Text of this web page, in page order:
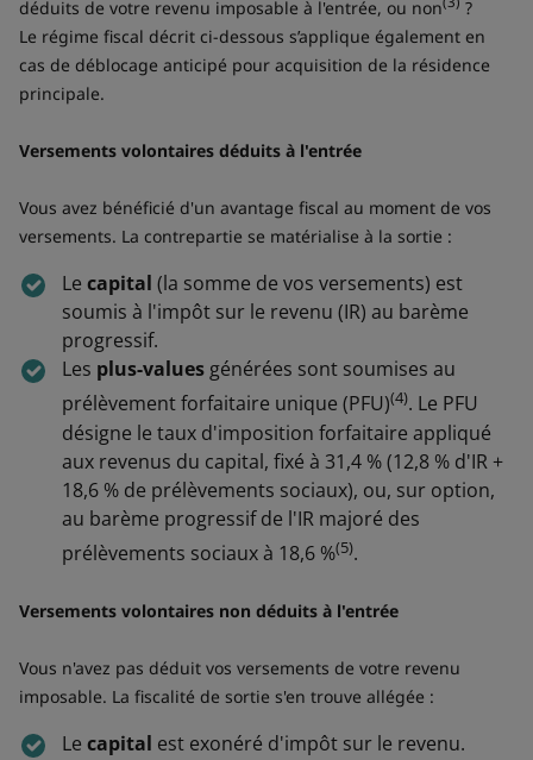
déduits de votre revenu imposable à l'entrée, ou non
?
Le régime fiscal décrit ci-dessous s’applique également en
cas de déblocage anticipé pour acquisition de la résidence
principale.
Versements volontaires déduits à l'entrée
Vous avez bénéficié d'un avantage fiscal au moment de vos
versements. La contrepartie se matérialise à la sortie :
Le capital (la somme de vos versements) est
soumis à l'impôt sur le revenu (IR) au barème
progressif.
Les plus-valuesgénérées sont soumises au
prélèvement forfaitaire unique (PFU)(4). Le PFU
désigne le taux d'imposition forfaitaire appliqué
aux revenus du capital, fixé à 31,4 % (12,8 % d'IR +
18,6 % de prélèvements sociaux), ou, sur option,
au barème progressif de l'IR majoré des
prélèvements sociaux à 18,6 %(5).
Versements volontaires non déduits à l'entrée
Vous n'avez pas déduit vos versements de votre revenu
imposable. La fiscalité de sortie s'en trouve allégée :
Le capital est exonéré d'impôt sur le revenu.